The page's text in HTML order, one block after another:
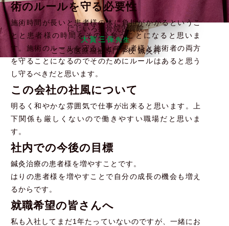
にじいろ接骨院古賀院
大賀三保先生
こころ医療福祉専門学校 鍼灸科
術のルールを守る必要性
施術時間が長いと患者様の体に負担がかかるというこ
とと患者様の時間をその分奪うことになると思いま
す。施術のルールを守ることで患者様と施術者の両方
を守ることになるのでそのためにルールはあると思う
し守るべきだと思います。
この会社の社風について
明るく和やかな雰囲気で仕事が出来ると思います。上
下関係も厳しくないので働きやすい職場だと思いま
す。
社内での今後の目標
鍼灸治療の患者様を増やすことです。
はりの患者様を増やすことで自分の成長の機会も増え
るからです。
就職希望の皆さんへ
私も入社してまだ1年たっていないのですが、一緒にお